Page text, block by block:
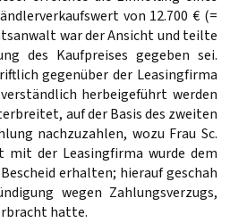
von 12.700 € (=
war der Ansicht und teilte
des Kaufpreises gegeben sei.
gegenüber der Leasingfirma
herbeigeführt werden
auf der Basis des zweiten
nachzuzahlen, wozu Frau Sc.
mit der Leasingfirma wurde dem
erhalten; hierauf geschah
wegen Zahlungsverzugs,
hatte.